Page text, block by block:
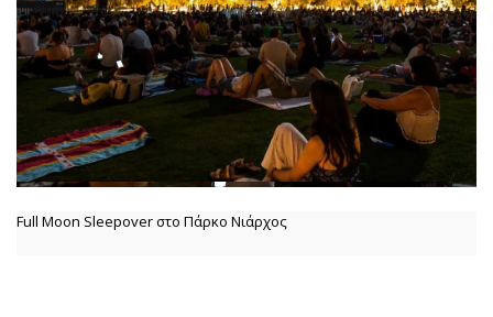
Full Moon Sleepover στο Πάρκο Νιάρχος